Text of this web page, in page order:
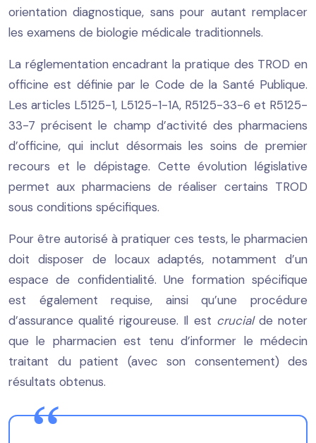
orientation diagnostique, sans pour autant remplacer
les examens de biologie médicale traditionnels.
La réglementation encadrant la pratique des TROD en
officine est définie par le Code de la Santé Publique.
Les articles L5125-1, L5125-1-1A, R5125-33-6 et R5125-
33-7 précisent le champ d’activité des pharmaciens
d’officine, qui inclut désormais les soins de premier
recours et le dépistage. Cette évolution législative
permet aux pharmaciens de réaliser certains TROD
sous conditions spécifiques.
Pour être autorisé à pratiquer ces tests, le pharmacien
doit disposer de locaux adaptés, notamment d’un
espace de confidentialité. Une formation spécifique
est également requise, ainsi qu’une procédure
d’assurance qualité rigoureuse. Il est crucial de noter
que le pharmacien est tenu d’informer le médecin
traitant du patient (avec son consentement) des
résultats obtenus.